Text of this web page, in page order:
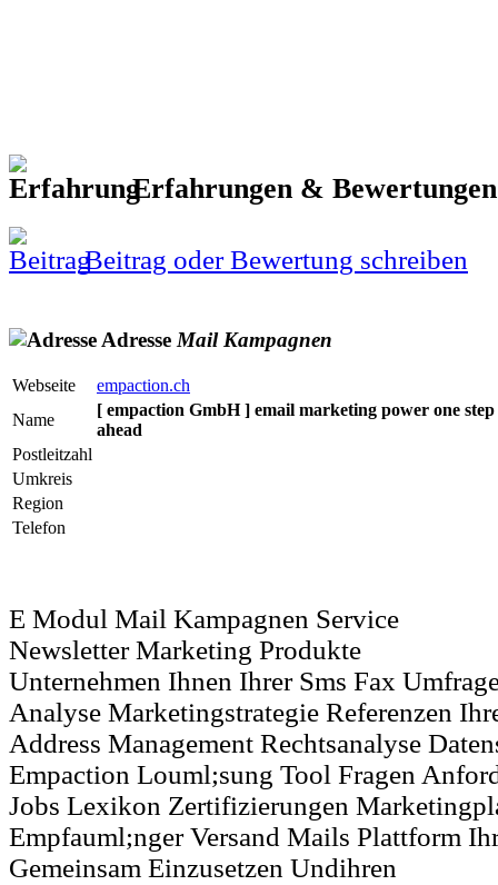
Erfahrungen &
Beitrag oder Bewertung schreiben
Adresse Mail Kampagnen
Webseite
empaction.ch
Name
[ empaction GmbH ] email marketing power one step
ahead
Postleitzahl
Umkreis
Region
Telefon
E Modul Mail Kampagnen Service
Newsletter Marketing Produkte
Unternehmen Ihnen Ihrer Sms Fax
Analyse Marketingstrategie Referenzen
Address Management Rechtsanalyse
Empaction Louml;sung Tool Fragen
Jobs Lexikon Zertifizierungen
Empfauml;nger Versand Mails Plattform
Gemeinsam Einzusetzen Undihren